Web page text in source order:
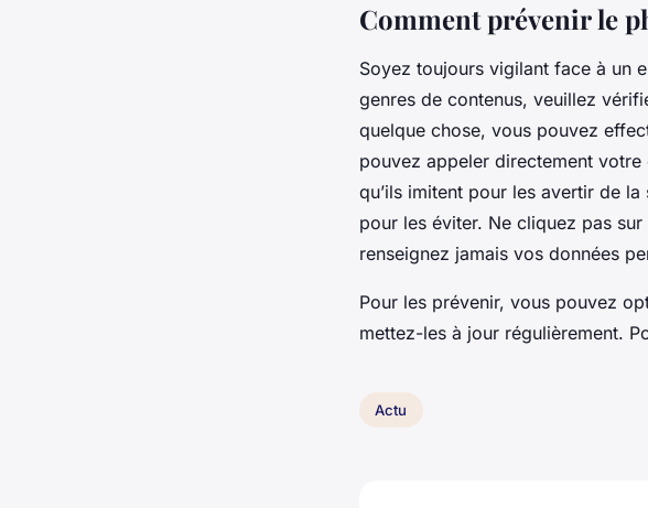
Comment prévenir le
Soyez toujours vigilant face à un
genres de contenus, veuillez
quelque chose, vous pouvez
pouvez appeler directement
qu’ils imitent pour les avertir de
pour les éviter. Ne cliquez pas
renseignez jamais vos données
Pour les prévenir, vous pouvez
mettez-les à jour régulièrement.
Actu